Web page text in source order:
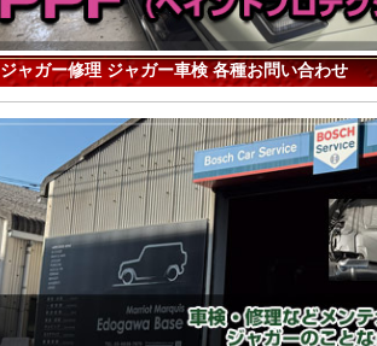
ジャガー修理 ジャガー車検 各種お問い合わせ